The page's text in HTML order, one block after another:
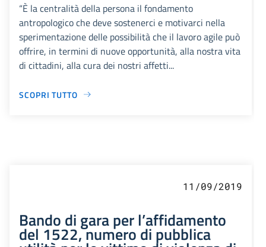
“È la centralità della persona il fondamento
antropologico che deve sostenerci e motivarci nella
sperimentazione delle possibilità che il lavoro agile può
offrire, in termini di nuove opportunità, alla nostra vita
di cittadini, alla cura dei nostri affetti...
SCOPRI TUTTO
11/09/2019
Bando di gara per l’affidamento
del 1522, numero di pubblica